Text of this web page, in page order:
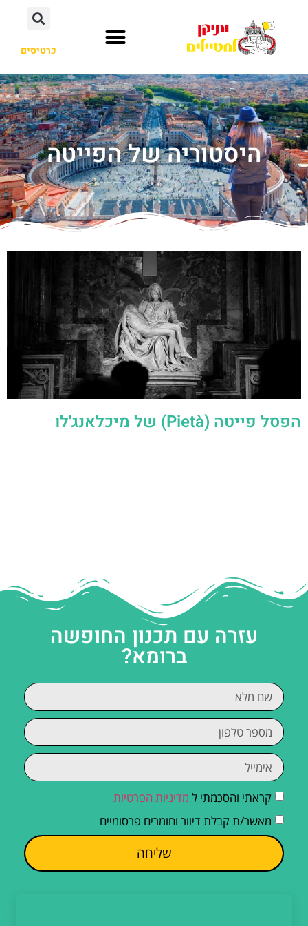
כרטיסים
היסטוריה של הפייטה
הפסל פייטה (Pietà) של מיכלאנג'לו
עזרה עם תכנון החופשה
ברומא?
קראתי והסכמתי ל מדיניות הפרטיות
מאשר/ת קבלת דיוור וחומרים פרסומיים
שליחה